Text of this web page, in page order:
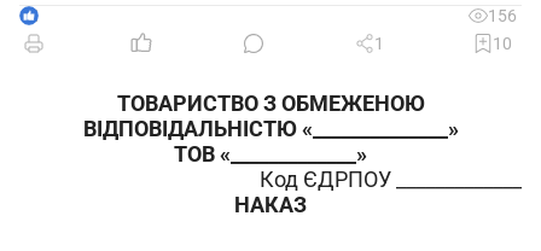
1
156
1
10
ТОВАРИСТВО З ОБМЕЖЕНОЮ
ВІДПОВІДАЛЬНІСТЮ «______________»
ТОВ «_____________»
Код ЄДРПОУ _____________
НАКАЗ